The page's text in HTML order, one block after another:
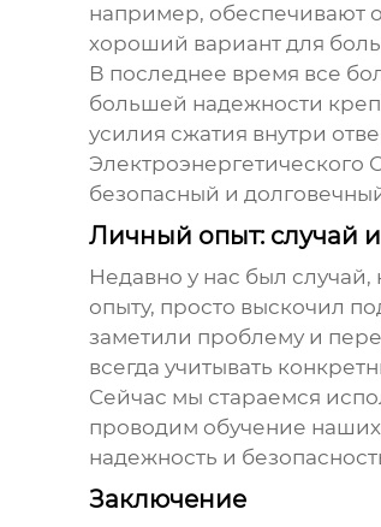
например, обеспечивают
хороший вариант для
В последнее время все
большей надежности
усилия сжатия внутри
Электроэнергетического
безопасный и
Личный опыт: случай
Недавно у нас был
опыту, просто выскочил
заметили проблему и
всегда учитывать
Сейчас мы стараемся
проводим обучение
надежность и
Заключение